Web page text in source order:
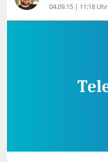
04.09.15 | 11:18 Uhr